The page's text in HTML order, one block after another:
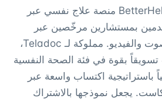
BetterHelp (betterhelp.com) منصة علاج نفسي عبر
بمستشارين مرخّصين عبر
جلسات بالرسائل والصوت والفيديو. مملوكة لـ Teladoc،
بقوة في فئة الصحة النفسية
باستراتيجية اكتساب واسعة عبر
يجعل نموذجها بالاشتراك